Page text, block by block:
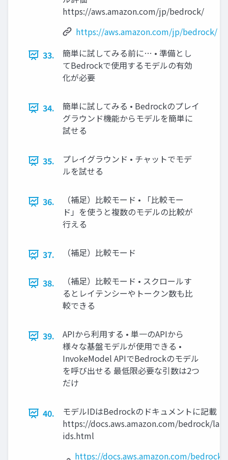
https://aws.amazon.com/jp/bedrock/
https://aws.amazon.com/jp/bedrock/
33.
簡単に試してみる前に… • 準備とし
てBedrockで使用するモデルの有効
化が必要
34.
簡単に試してみる • Bedrockのプレイ
グラウンド機能からモデルを簡単に
試せる
35.
プレイグラウンド • チャットでモデ
ルを試せる
36.
（補足）比較モード • 「比較モー
ド」を使うと複数のモデルの比較が
行える
37. （補足）比較モード
38.
（補足）比較モード • スクロールす
るとレイテンシーやトークン数も比
較できる
39.
APIから利用する • 単一のAPIから
様々な基盤モデルが使用できる •
InvokeModel APIでBedrockのモデル
を呼び出せる 最低限必要な引数は2つ
だけ
40.
モデルIDはBedrockのドキュメントに記載
https://docs.aws.amazon.com/bedrock/
ids.html
https://docs.aws.amazon.com/